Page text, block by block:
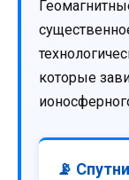
которые
📡